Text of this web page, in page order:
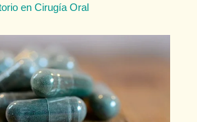
en Cirugía Oral